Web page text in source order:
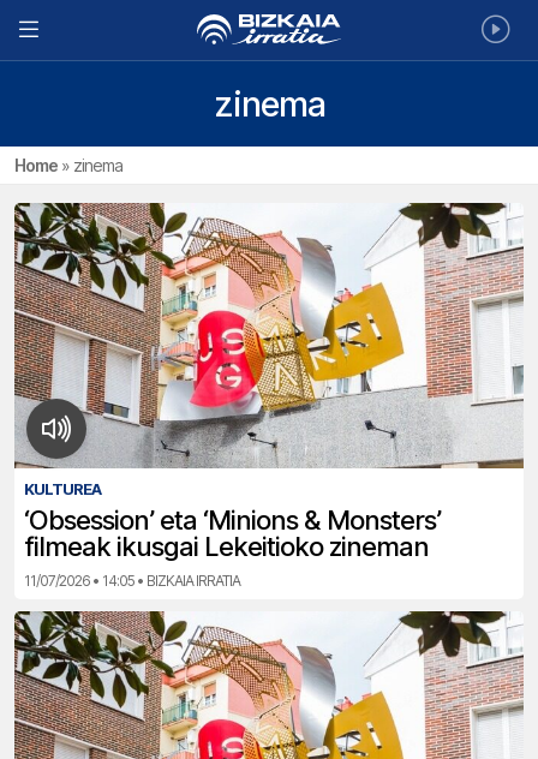
zinema
Home » zinema
KULTUREA
‘Obsession’ eta ‘Minions & Monsters’
filmeak ikusgai Lekeitioko zineman
11/07/2026 • 14:05 • BIZKAIA IRRATIA